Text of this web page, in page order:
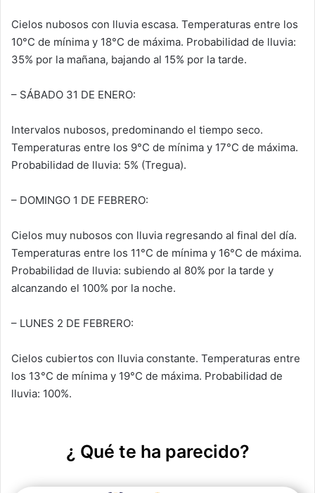
Cielos nubosos con lluvia escasa. Temperaturas entre los
10°C de mínima y 18°C de máxima. Probabilidad de lluvia:
35% por la mañana, bajando al 15% por la tarde.
– SÁBADO 31 DE ENERO:
Intervalos nubosos, predominando el tiempo seco.
Temperaturas entre los 9°C de mínima y 17°C de máxima.
Probabilidad de lluvia: 5% (Tregua).
– DOMINGO 1 DE FEBRERO:
Cielos muy nubosos con lluvia regresando al final del día.
Temperaturas entre los 11°C de mínima y 16°C de máxima.
Probabilidad de lluvia: subiendo al 80% por la tarde y
alcanzando el 100% por la noche.
– LUNES 2 DE FEBRERO:
Cielos cubiertos con lluvia constante. Temperaturas entre
los 13°C de mínima y 19°C de máxima. Probabilidad de
lluvia: 100%.
¿ Qué te ha parecido?